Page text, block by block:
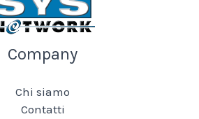
Company
Chi siamo
Contatti